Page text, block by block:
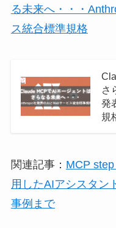
る未来へ・・・
ス統合標準規格
さ
発
規
関連記事： MCP
用したAIアシスタン
事例まで